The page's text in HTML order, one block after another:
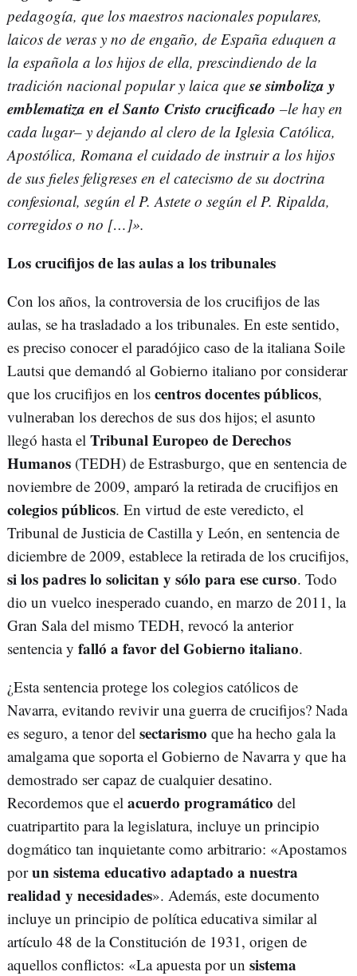
pedagogía, que los maestros nacionales populares,
laicos de veras y no de engaño, de España eduquen a
la española a los hijos de ella, prescindiendo de la
tradición nacional popular y laica quese simboliza y
emblematiza en el Santo Cristo crucificado –le hay en
cada lugar– y dejando al clero de la Iglesia Católica,
Apostólica, Romana el cuidado de instruir a los hijos
de sus fieles feligreses en el catecismo de su doctrina
confesional, según el P. Astete o según el P. Ripalda,
corregidos o no […]».
Los crucifijos de las aulas a los tribunales
Con los años, la controversia de los crucifijos de las
aulas, se ha trasladado a los tribunales. En este sentido,
es preciso conocer el paradójico caso de la italiana Soile
Lautsi que demandó al Gobierno italiano por considerar
que los crucifijos en los centros docentes públicos,
vulneraban los derechos de sus dos hijos; el asunto
llegó hasta el Tribunal Europeo de Derechos
Humanos (TEDH) de Estrasburgo, que en sentencia de
noviembre de 2009, amparó la retirada de crucifijos en
colegios públicos. En virtud de este veredicto, el
Tribunal de Justicia de Castilla y León, en sentencia de
diciembre de 2009, establece la retirada de los crucifijos,
si los padres lo solicitan y sólo para ese curso. Todo
dio un vuelco inesperado cuando, en marzo de 2011, la
Gran Sala del mismo TEDH, revocó la anterior
sentencia y falló a favor del Gobierno italiano.
¿Esta sentencia protege los colegios católicos de
Navarra, evitando revivir una guerra de crucifijos? Nada
es seguro, a tenor del sectarismo que ha hecho gala la
amalgama que soporta el Gobierno de Navarra y que ha
demostrado ser capaz de cualquier desatino.
Recordemos que el acuerdo programático del
cuatripartito para la legislatura, incluye un principio
dogmático tan inquietante como arbitrario: «Apostamos
porun sistema educativo adaptado a nuestra
realidad y necesidades». Además, este documento
incluye un principio de política educativa similar al
artículo 48 de la Constitución de 1931, origen de
aquellos conflictos: «La apuesta por un sistema